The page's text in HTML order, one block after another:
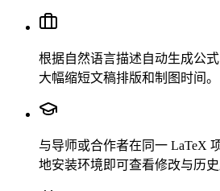
根据自然语言描述自动生成公
大幅缩短文稿排版和制图时间。
与导师或合作者在同一 LaTeX
地安装环境即可查看修改与历史